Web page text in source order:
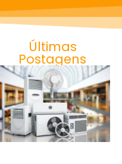
Últimas
Postagens